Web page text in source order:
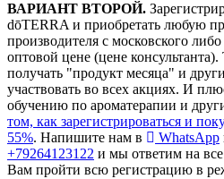
ВАРИАНТ ВТОРОЙ.
dōTERRA и приобретать любую
производителя с московского
оптовой цене (цене
получать "продукт месяца" и
участвовать во всех акциях. И
обучению по ароматерапии и
том, как зарегистрироваться и
55%. Напишите нам в WhatsApp
+79264123122 и мы ответим на
Вам пройти всю регистрацию в